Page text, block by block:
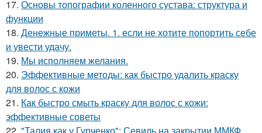
17. Основы топографии коленного сустава: структура и
функции
18. Денежные приметы. 1. если не хотите попортить себе
и увести удачу.
19. Мы исполняем желания.
20. Эффективные методы: как быстро удалить краску
для волос с кожи
21. Как быстро смыть краску для волос с кожи:
эффективные советы